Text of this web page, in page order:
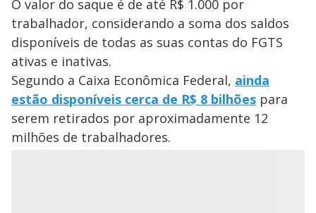
O valor do saque é de até R$ 1.000 por
trabalhador, considerando a soma dos saldos
disponíveis de todas as suas contas do FGTS
ativas e inativas.
Segundo a Caixa Econômica Federal, ainda
estão disponíveis cerca de R$ 8 bilhões para
serem retirados por aproximadamente 12
milhões de trabalhadores.